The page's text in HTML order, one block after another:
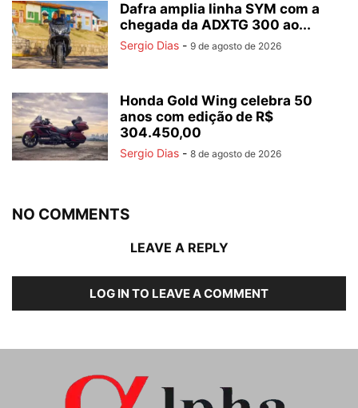
Dafra amplia linha SYM com a
chegada da ADXTG 300 ao...
Sergio Dias - 9 de agosto de 2026
Honda Gold Wing celebra 50
anos com edição de R$
304.450,00
Sergio Dias - 8 de agosto de 2026
NO COMMENTS
LEAVE A REPLY
LOG IN TO LEAVE A COMMENT